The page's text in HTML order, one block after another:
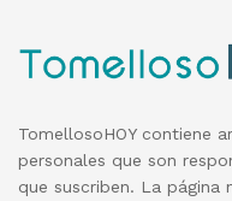
TomellosoHOY contiene
personales que son
que suscriben. La página